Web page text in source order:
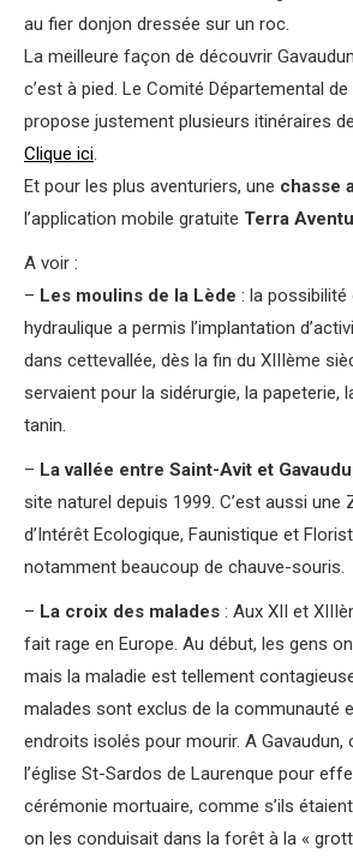
au fier donjon dressée sur un roc.
La meilleure façon de découvrir
c’est à pied. Le Comité Départemental
propose justement plusieurs itinéraires de
Clique ici.
Et pour les plus aventuriers, une chasse
l’application mobile gratuite Terra
A voir :
– Les moulins de la Lède : la possibilité
hydraulique a permis l’implantation
dans cettevallée, dès la fin du XIIIème
servaient pour la sidérurgie, la papeterie,
tanin.
– La vallée entre Saint-Avit et
site naturel depuis 1999. C’est aussi une
d’Intérêt Ecologique, Faunistique et
notamment beaucoup de chauve-souris.
– La croix des malades : Aux XII et
fait rage en Europe. Au début, les gens
mais la maladie est tellement
malades sont exclus de la communauté
endroits isolés pour mourir. A Gavaudun,
l’église St-Sardos de Laurenque pour
cérémonie mortuaire, comme s’ils
on les conduisait dans la forêt à la «